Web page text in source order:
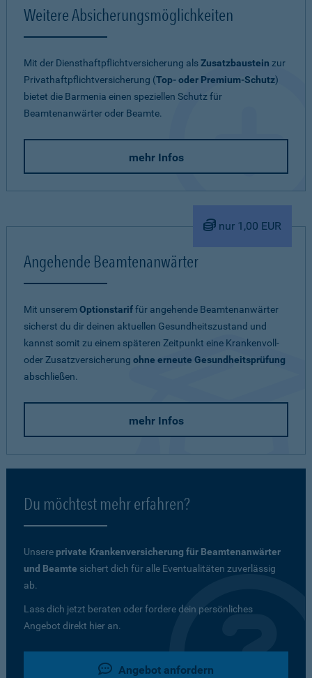
Weitere Absicherungsmöglichkeiten
Mit der Diensthaftpflichtversicherung alsZusatzbaustein zur
Privathaftpflichtversicherung (Top- oder Premium-Schutz)
bietet die Barmenia einen speziellen Schutz für
Beamtenanwärter oder Beamte.
mehr Infos
nur 1,00 EUR
Angehende Beamtenanwärter
Mit unseremOptionstariffür angehende Beamtenanwärter
sicherst du dir deinen aktuellen Gesundheitszustand und
kannst somit zu einem späteren Zeitpunkt eine Krankenvoll-
oder Zusatzversicherung ohne erneute Gesundheitsprüfung
abschließen.
mehr Infos
Du möchtest mehr erfahren?
Unsere private Krankenversicherung für Beamtenanwärter
und Beamte sichert dich für alle Eventualitäten zuverlässig
ab.
Lass dich jetzt beraten oder fordere dein persönliches
Angebot direkt hier an.
Angebot anfordern